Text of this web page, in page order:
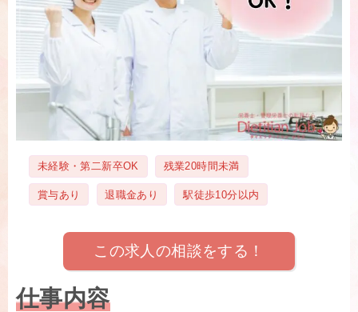
未経験・第二新卒OK 残業20時間未満
賞与あり 退職金あり 駅徒歩10分以内
この求人の相談をする！
仕事内容